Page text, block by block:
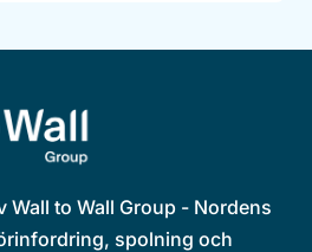
Wall to Wall Group - Nordens
spolning och